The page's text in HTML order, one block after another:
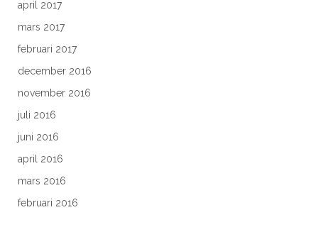
april 2017
mars 2017
februari 2017
december 2016
november 2016
juli 2016
juni 2016
april 2016
mars 2016
februari 2016